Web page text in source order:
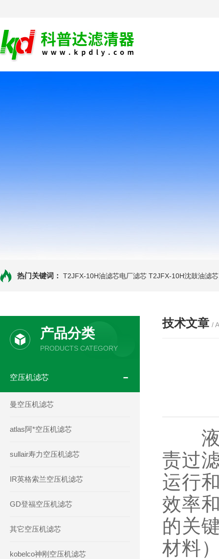
热门关键词： T2JFX-10H油滤芯电厂滤芯 T2JFX-10H沈鼓油滤芯
产品分类
PRODUCTS CATEGORY
空压机滤芯
曼空压机滤芯
atlas阿*空压机滤芯
sullair寿力空压机滤芯
IR英格索兰空压机滤芯
GD登福空压机滤芯
其它空压机滤芯
kobelco神刚空压机滤芯
技术文章 /
液
责过
运行
效率
的关
材料